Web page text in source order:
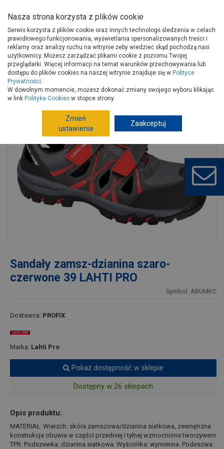
Strona główna Narzędzia
Artykuły BHP
Obuwie robocze
Obuwie robocze
Sandały zamsz-dzianina szaro-czerwone 39 LAHTI PRO
Sandały zamsz-dzianina szaro-
czerwone 39 LAHTI PRO
Symbol: ABUMKC
Dostawca: PROFIX
Marka: Lahti Pro
Pokaż dostępność w sklepie
Dostępny w 26 sklepach
Opis produktu:
MATERIAŁ: Wierzch: skóra zamszowa/dzianina siatkowa, zewnętrzna
konstrukcja obuwia w części przedniej i tylnej wzmocniona tworzywem
TPR. Podszewka: dzianina siatkowa. Wyściółka: wymienna. Podeszwa:
Nasza strona korzysta z plików cookie
Serwis korzysta z plików cookie oraz innych technologii śledzenia w celach
prawidłowego funkcjonowania, wyświetlania spersonalizowanych treści i
reklamy oraz analizy ruchu na witrynie żeby wiedzieć skąd pochodzą nasi
użytkownicy. Możesz zarządzać plikami cookie z poziomu Twojej
przeglądarki. Więcej informacji na temat warunków przechowywania lub
dostępu do plików cookies na naszej witrynie znajduje się w Polityce
Prywatności.
W dowolnym momencie, możesz dokonać zmiany swojego wyboru klikając
w link Polityka Cookies w stopce strony.
Zmień
ustawienia
Zaakceptuj